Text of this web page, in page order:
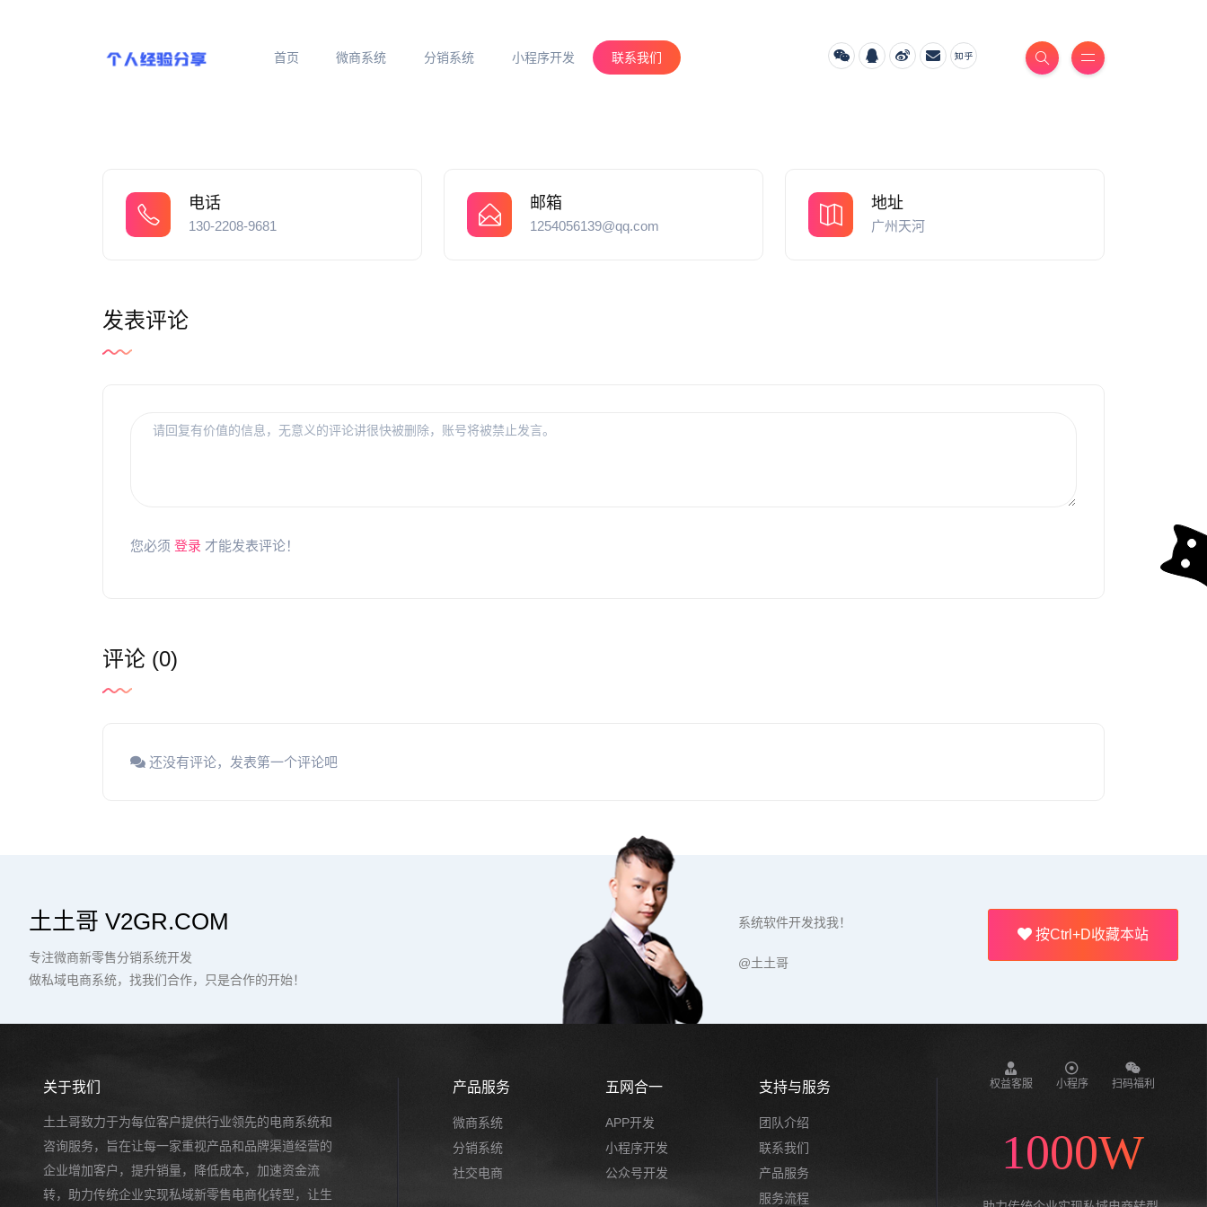
首页 微商系统 分销系统 小程序开发 联系我们
电话
130-2208-9681
邮箱
1254056139@qq.com
地址
广州天河
发表评论
您必须 登录 才能发表评论！
评论 (0)
还没有评论，发表第一个评论吧
土土哥 V2GR.COM
专注微商新零售分销系统开发
做私域电商系统，找我们合作，只是合作的开始！
按Ctrl+D收藏本站
系统软件开发找我！
@土土哥
关于我们
土土哥致力于为每位客户提供行业领先的电商系统和
咨询服务，旨在让每一家重视产品和品牌渠道经营的
企业增加客户，提升销量，降低成本，加速资金流
转，助力传统企业实现私域新零售电商化转型，让生
产品服务
微商系统
分销系统
社交电商
五网合一
APP开发
小程序开发
公众号开发
支持与服务
团队介绍
联系我们
产品服务
服务流程
权益客服 小程序 扫码福利
1000W